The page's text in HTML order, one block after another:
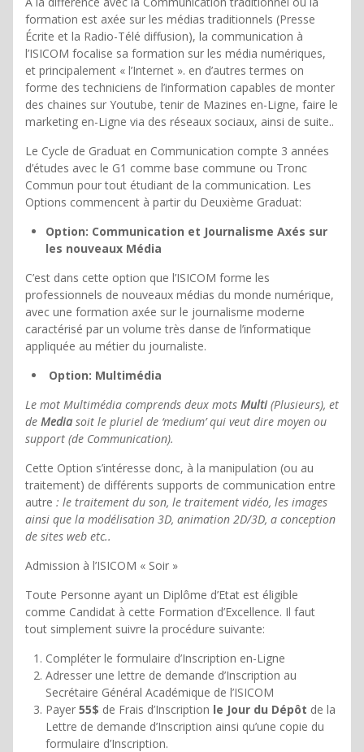
formation est axée sur les médias traditionnels (Presse
Écrite et la Radio-Télé diffusion), la communication à
l’ISICOM focalise sa formation sur les média numériques,
et principalement « l’Internet ». en d’autres termes on
forme des techniciens de l’information capables de monter
des chaines sur Youtube, tenir de Mazines en-Ligne, faire le
marketing en-Ligne via des réseaux sociaux, ainsi de suite..
Le Cycle de Graduat en Communication compte 3 années
d’études avec le G1 comme base commune ou Tronc
Commun pour tout étudiant de la communication. Les
Options commencent à partir du Deuxième Graduat:
Option: Communication et Journalisme Axés sur
les nouveaux Média
C’est dans cette option que l’ISICOM forme les
professionnels de nouveaux médias du monde numérique,
avec une formation axée sur le journalisme moderne
caractérisé par un volume très danse de l’informatique
appliquée au métier du journaliste.
Option: Multimédia
Le mot Multimédia comprends deux mots Multi(Plusieurs), et
de Mediasoit le pluriel de ‘medium’ qui veut dire moyen ou
support (de Communication).
Cette Option s’intéresse donc, à la manipulation (ou au
traitement) de différents supports de communication entre
autre : le traitement du son, le traitement vidéo, les images
ainsi que la modélisation 3D, animation 2D/3D, a conception
de sites web etc..
Admission à l’ISICOM « Soir »
Toute Personne ayant un Diplôme d’Etat est éligible
comme Candidat à cette Formation d’Excellence. Il faut
tout simplement suivre la procédure suivante:
Compléter le formulaire d’Inscription en-Ligne
Adresser une lettre de demande d’Inscription au
Secrétaire Général Académique de l’ISICOM
Payer 55$ de Frais d’Inscription le Jour du Dépôt de la
Lettre de demande d’Inscription ainsi qu’une copie du
formulaire d’Inscription.